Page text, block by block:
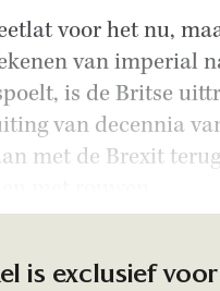
voor het nu,
van imperial
is de Britse
van decennia
met de Brexit
is exclusief voor